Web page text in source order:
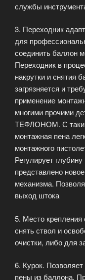
службы
3. Переходник
для
соединить баллон
Переходник в
накрутки и снятия
загрязняется и
применение
многими прочими
ТЕФЛОНОМ. С
монтажная пена
монтажного
Регулирует
представлено
механизма.
выход штока
5. Место крепления
снять ствол и
очистки, либо для
6. Курок.
пены из баллона.